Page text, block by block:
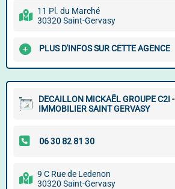
11 Pl. du Marché
30320 Saint-Gervasy
PLUS D'INFOS SUR CETTE AGENCE
DECAILLON MICKAËL GROUPE C2I -
IMMOBILIER SAINT GERVASY
9 C Rue de Ledenon
30320 Saint-Gervasy